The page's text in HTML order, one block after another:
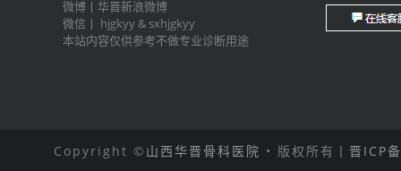
微博丨 华晋新浪微博
微信丨 hjgkyy & sxhjgkyy
本站内容仅供参考不做专业诊断用途
Copyright © 山西华晋骨科医院 • 版权所有丨 晋ICP